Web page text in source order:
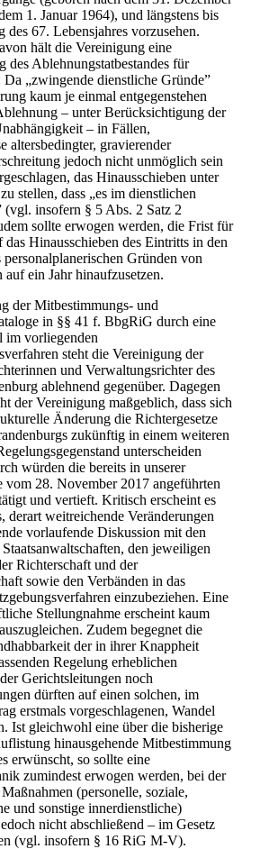
1. Januar 1964), und längstens bis
des 67. Lebensjahres vorzusehen.
hält die Vereinigung eine
des Ablehnungstatbestandes für
Da „zwingende dienstliche Gründe”
kaum je einmal entgegenstehen
– unter Berücksichtigung der
– in Fällen,
altersbedingter, gravierender
jedoch nicht unmöglich sein
das Hinausschieben unter
stellen, dass „es im dienstlichen
(vgl. insofern § 5 Abs. 2 Satz 2
sollte erwogen werden, die Frist für
das Hinausschieben des Eintritts in den
personalplanerischen Gründen von
auf ein Jahr hinaufzusetzen.
der Mitbestimmungs- und
in §§ 41 f. BbgRiG durch eine
im vorliegenden
steht die Vereinigung der
und Verwaltungsrichter des
ablehnend gegenüber. Dagegen
der Vereinigung maßgeblich, dass sich
Änderung die Richtergesetze
zukünftig in einem weiteren
unterscheiden
würden die bereits in unserer
vom 28. November 2017 angeführten
und vertieft. Kritisch erscheint es
derart weitreichende Veränderungen
vorlaufende Diskussion mit den
den jeweiligen
Richterschaft und der
sowie den Verbänden in das
einzubeziehen. Eine
Stellungnahme erscheint kaum
Zudem begegnet die
der in ihrer Knappheit
Regelung erheblichen
Gerichtsleitungen noch
dürften auf einen solchen, im
erstmals vorgeschlagenen, Wandel
Ist gleichwohl eine über die bisherige
hinausgehende Mitbestimmung
erwünscht, so sollte eine
zumindest erwogen werden, bei der
(personelle, soziale,
und sonstige innerdienstliche)
nicht abschließend – im Gesetz
(vgl. insofern § 16 RiG M-V).